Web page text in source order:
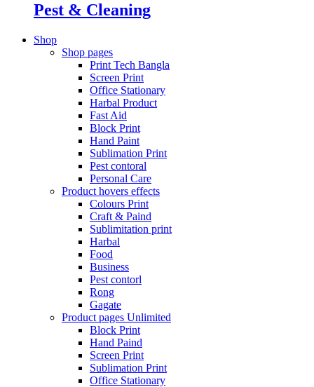
Pest & Cleaning
Shop
Shop pages
Print Tech Bangla
Screen Print
Office Stationary
Harbal Product
Fast Aid
Block Print
Hand Paint
Sublimation Print
Pest contoral
Personal Care
Product hovers effects
Colours Print
Craft & Paind
Sublimitation print
Harbal
Food
Business
Pest contorl
Rong
Gagate
Product pages Unlimited
Block Print
Hand Paind
Screen Print
Sublimation Print
Office Stationary